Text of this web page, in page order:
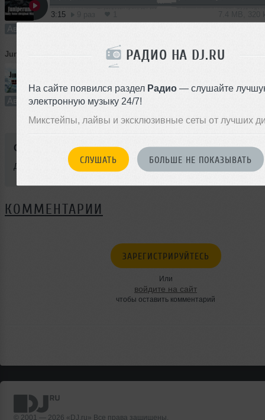
РАДИО НА DJ.RU
На сайте появился раздел Радио — слушайте
электронную музыку 24/7!
Микстейпы, лайвы и эксклюзивные сеты от лучших
СЛУШАТЬ БОЛЬШЕ НЕ ПОКАЗЫВАТЬ
3:15
Авторский трек
Juniperum Juniperum - Heaven (Original Dubstep Mix)
3:09 12 раз 0 7.4 MB, 320
Авторский трек В плейлист
Стиль: Dubstep
Добавлен: 29 ноября 2012, 18:00
КОММЕНТАРИИ
ЗАРЕГИСТРИРУЙТЕСЬ
Или
войдите на сайт
чтобы оставить комментарий
© 2001 — 2026 «DJ.ru» Все права защищены.